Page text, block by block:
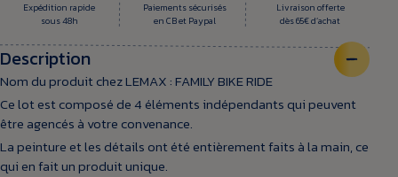
Expédition rapide
sous 48h
Paiements sécurisés
en CB et Paypal
Livraison offerte
dès 65€ d’achat
Description
Nom du produit chez LEMAX : FAMILY BIKE RIDE
Ce lot est composé de 4 éléments indépendants qui peuvent
être agencés à votre convenance.
La peinture et les détails ont été entièrement faits à la main, ce
qui en fait un produit unique.